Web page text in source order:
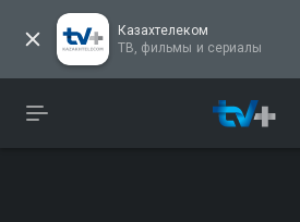
Казахтелеком
ТВ, фильмы и сериалы